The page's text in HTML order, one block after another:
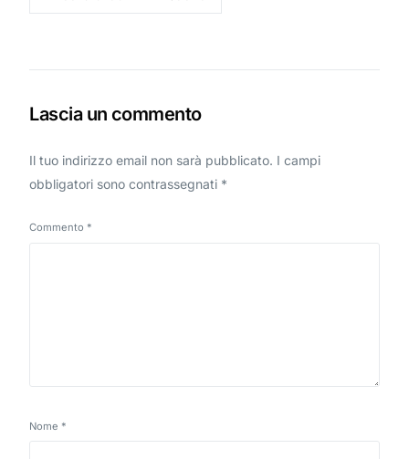
Lascia un commento
Il tuo indirizzo email non sarà pubblicato. I campi
obbligatori sono contrassegnati *
Commento *
Nome *